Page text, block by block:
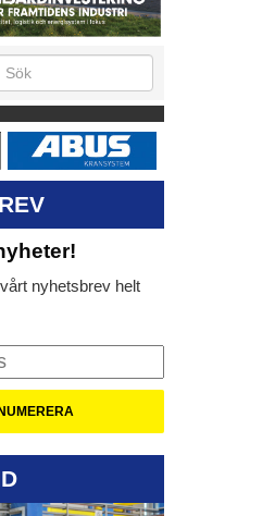
nyhetsbrev helt